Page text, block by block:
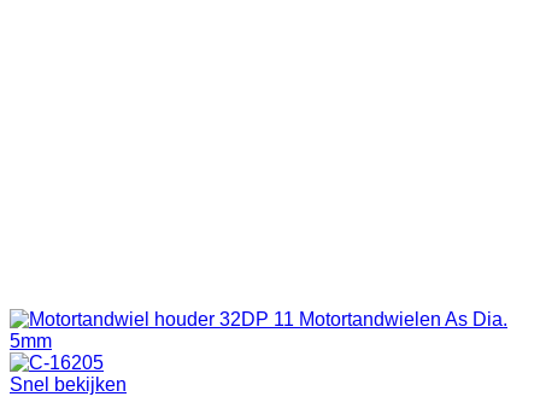
Snel bekijken